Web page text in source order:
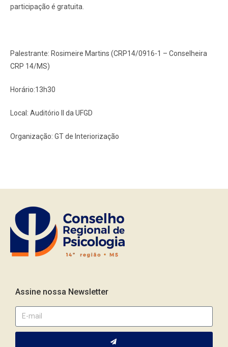
participação é gratuita.
Palestrante: Rosimeire Martins (CRP14/0916-1 – Conselheira
CRP 14/MS)
Horário:13h30
Local: Auditório II da UFGD
Organização: GT de Interiorização
Assine nossa Newsletter